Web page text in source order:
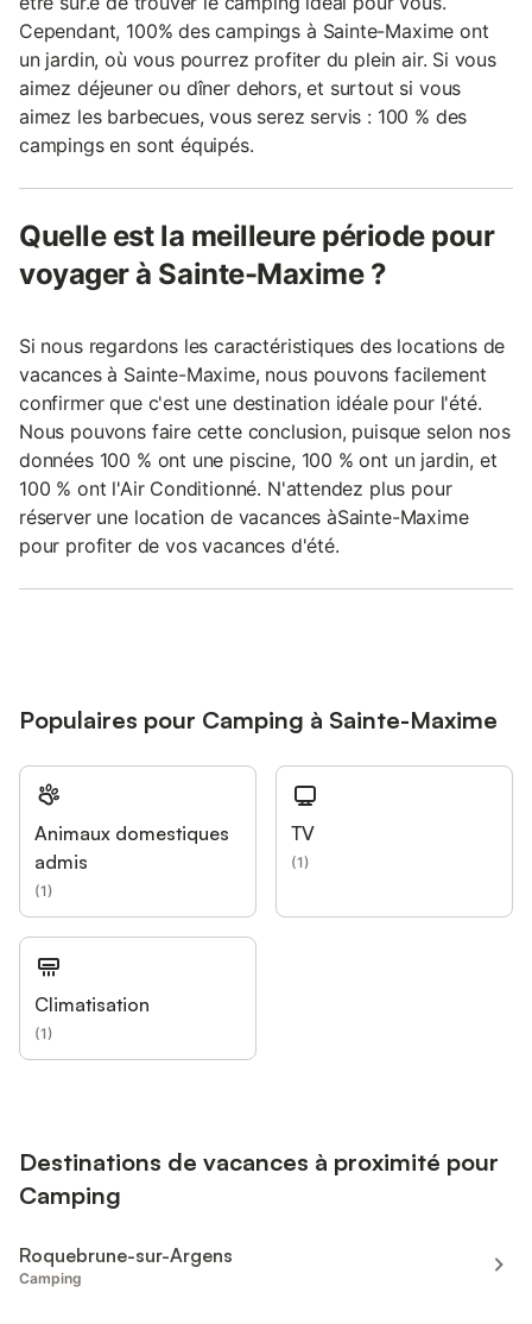
Cependant, 100% des campings à Sainte-Maxime ont
un jardin, où vous pourrez profiter du plein air. Si vous
aimez déjeuner ou dîner dehors, et surtout si vous
aimez les barbecues, vous serez servis : 100 % des
campings en sont équipés.
Quelle est la meilleure période pour
voyager à Sainte-Maxime ?
Si nous regardons les caractéristiques des locations de
vacances à Sainte-Maxime, nous pouvons facilement
confirmer que c'est une destination idéale pour l'été.
Nous pouvons faire cette conclusion, puisque selon nos
données 100 % ont une piscine, 100 % ont un jardin, et
100 % ont l'Air Conditionné. N'attendez plus pour
réserver une location de vacances àSainte-Maxime
pour profiter de vos vacances d'été.
Populaires pour Camping à Sainte-Maxime
Animaux domestiques
admis
(1)
TV
(1)
Climatisation
(1)
Destinations de vacances à proximité pour
Camping
Roquebrune-sur-Argens
Camping